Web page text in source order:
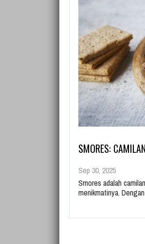
SMORES:
Sep 30, 2025
Smores adalah
menikmatinya.